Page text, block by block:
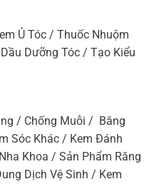
Ủ Tóc / Thuốc Nhuộm
Dưỡng Tóc / Tạo Kiểu
/ Chống Muỗi / Băng
Sóc Khác / Kem Đánh
Khoa / Sản Phẩm Răng
Dịch Vệ Sinh / Kem